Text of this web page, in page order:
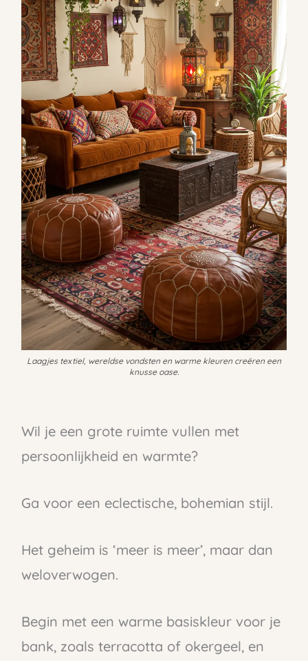
Laagjes textiel, wereldse vondsten en warme kleuren creëren een
knusse oase.
Wil je een grote ruimte vullen met
persoonlijkheid en warmte?
Ga voor een eclectische, bohemian stijl.
Het geheim is ‘meer is meer’, maar dan
weloverwogen.
Begin met een warme basiskleur voor je
bank, zoals terracotta of okergeel, en